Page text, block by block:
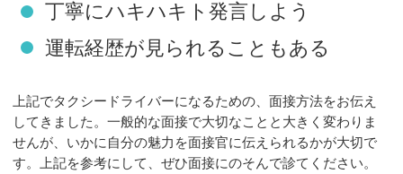
丁寧にハキハキト発言しよう
運転経歴が見られることもある
上記でタクシードライバーになるための、面接方法をお伝え
してきました。一般的な面接で大切なことと大きく変わりま
せんが、いかに自分の魅力を面接官に伝えられるかが大切で
す。上記を参考にして、ぜひ面接にのそんで診てください。